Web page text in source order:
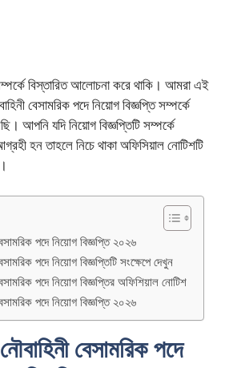
বিস্তারিত আলোচনা করে থাকি। আমরা এই
বেসামরিক পদে নিয়োগ বিজ্ঞপ্তি সম্পর্কে
আপনি যদি নিয়োগ বিজ্ঞপ্তিটি সম্পর্কে
হন তাহলে নিচে থাকা অফিসিয়াল নোটিশটি
পদে নিয়োগ বিজ্ঞপ্তি ২০২৬
পদে নিয়োগ বিজ্ঞপ্তিটি সংক্ষেপে দেখুন
পদে নিয়োগ বিজ্ঞপ্তির অফিশিয়াল নোটিশ
পদে নিয়োগ বিজ্ঞপ্তি ২০২৬
বেসামরিক পদে